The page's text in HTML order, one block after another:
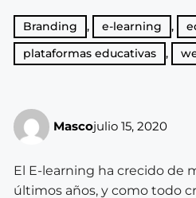
Branding , e-learning ,
plataformas educativas
,
Mascojulio 15, 2020
El E-learning ha crecido de
últimos años, y como todo